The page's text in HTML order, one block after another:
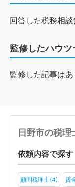
回答した税務相談
監修したハウツ
監修した記事はあ
日野市の税理
依頼内容で探す
顧問税理士(4) 資